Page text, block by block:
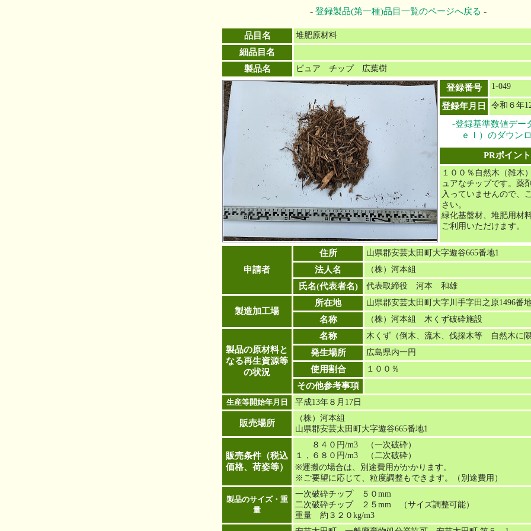
- 登録製品(第一種)品目一覧のページへ戻る -
品目名 堆肥原材料
細品目名
製品名
ピュア チップ 広葉樹
登録番号 1-049
登録年月日 令和６年
-登録基準数値デー
ｅｌ）のダウン
PRポイント
１００％自然木（雑木
ュアなチップです。薬
入っていませんので、
さい。
緑化基盤材、堆肥用材
ご利用いただけます。
申請者
住所 山県郡安芸太田町大字遊谷665番地1
法人名 （株）河本組
氏名(代表者名) 代表取締役 河本 和雄
製造加工場
所在地 山県郡安芸太田町大字川手字田之原1496番
名称 （株）河本組 木くず破砕施設
製品の原材料と
なる再生資源等
の状況
名称 木くず（倒木、流木、伐採木等 自然木に限
発生場所 広島県内一円
使用割合 １００％
その他参考事項
生産等開始年月日 平成13年８月17日
販売場所
（株）河本組
山県郡安芸太田町大字遊谷665番地1
販売条件（税込
価格、荷姿等）
８４０円/m3 （一次破砕）
１，６８０円/m3 （二次破砕）
※運搬の場合は、別途費用がかかります。
※ご要望に応じて、粒度調整もできます。（別途費用）
製品のサイズ・重
量
一次破砕チップ ５０mm
二次破砕チップ ２５mm （サイズ調整可能）
重量 約３２０kg/m3